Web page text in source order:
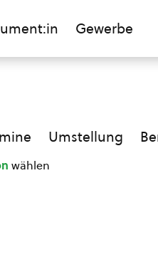
Gewerbe
Umstellung
wählen